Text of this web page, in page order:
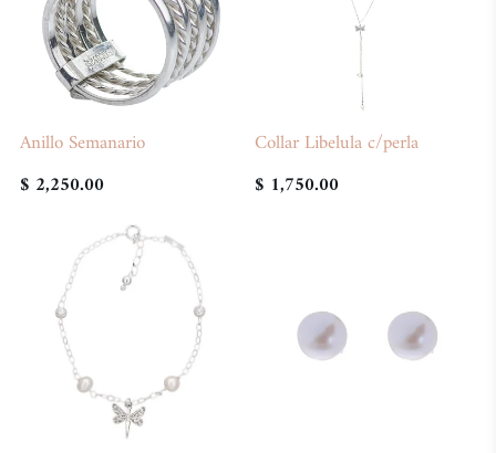
Anillo Semanario
$ 2,250.00
Collar Libelula c/perla
$ 1,750.00